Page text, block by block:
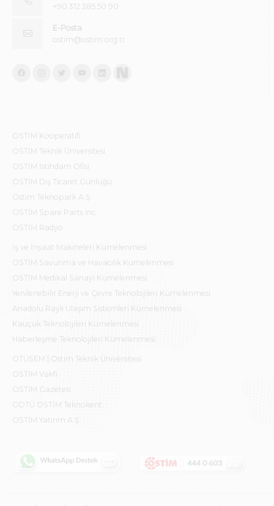
+90 312 385 50 90
E-Posta
ostim@ostim.org.tr
OSTİM Kooperatifi
OSTİM Teknik Üniversitesi
OSTİM İstihdam Ofisi
OSTİM Dış Ticaret Günlüğü
Ostim Teknopark A.Ş.
OSTİM Spare Parts Inc.
OSTİM Radyo
İş ve İnşaat Makineleri Kümelenmesi
OSTİM Savunma ve Havacılık Kümelenmesi
OSTİM Medikal Sanayi Kümelenmesi
Yenilenebilir Enerji ve Çevre Teknolojileri Kümelenmesi
Anadolu Raylı Ulaşım Sistemleri Kümelenmesi
Kauçuk Teknolojileri Kümelenmesi
Haberleşme Teknolojileri Kümelenmesi
OTÜSEM | Ostim Teknik Üniversitesi
OSTİM Vakfı
OSTİM Gazetesi
ODTÜ OSTİM Teknokent
OSTİM Yatırım A.Ş.